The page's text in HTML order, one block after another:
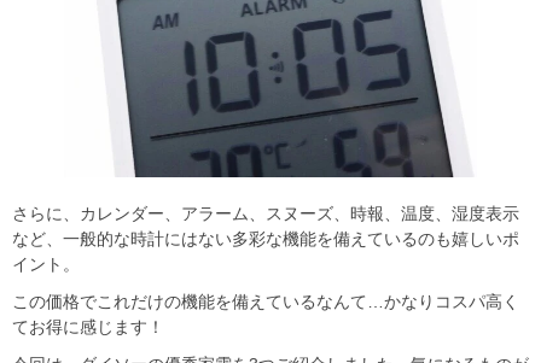
​さらに、カレンダー、アラーム、スヌーズ、時報、温度、湿度表示
など、一般的な時計にはない多彩な機能を備えているのも嬉しいポ
イント。
この価格でこれだけの機能を備えているなんて…かなりコスパ高く
てお得に感じます！